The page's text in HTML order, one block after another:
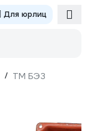
Для юрлиц
/ ТМ БЭЗ